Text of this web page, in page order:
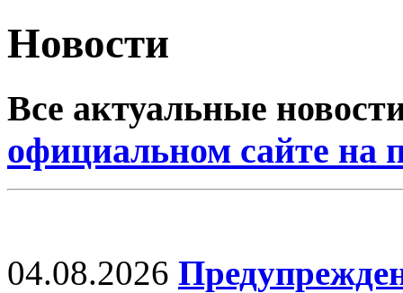
Новости
Все актуальные
официальном сайте
04.08.2026